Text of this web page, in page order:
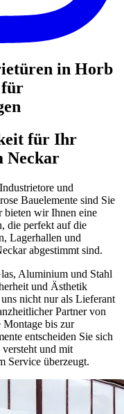
in Horb
für
für Ihr
Neckar
und
Bauelemente sind Sie
bieten wir Ihnen eine
die perfekt auf die
Lagerhallen und
abgestimmt sind.
Aluminium und Stahl
und Ästhetik
nicht nur als Lieferant
Partner von
Montage bis zur
entscheiden Sie sich
und mit
Service überzeugt.